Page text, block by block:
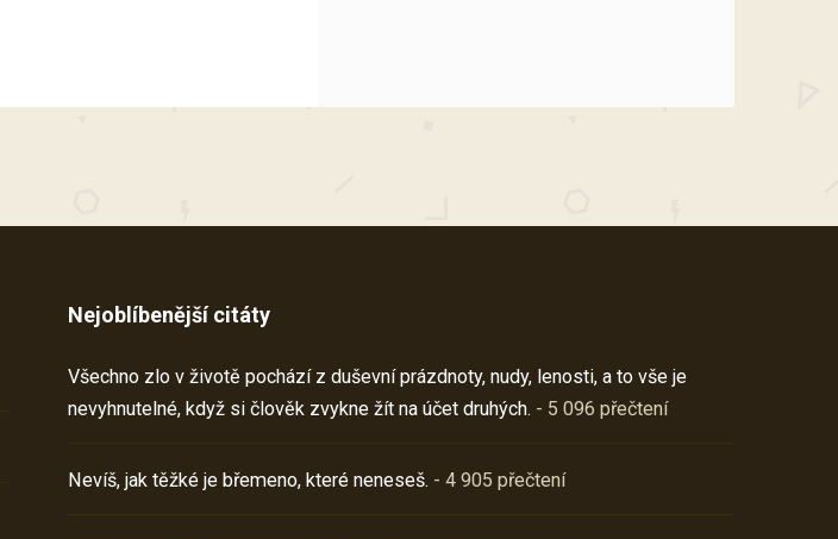
Nejoblíbenější citáty
Všechno zlo v životě pochází z duševní prázdnoty, nudy, lenosti, a to vše je
nevyhnutelné, když si člověk zvykne žít na účet druhých. - 5 096 přečtení
Nevíš, jak těžké je břemeno, které neneseš. - 4 905 přečtení